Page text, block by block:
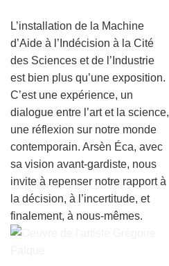
L’installation de la Machine
d’Aide à l’Indécision à la Cité
des Sciences et de l’Industrie
est bien plus qu’une exposition.
C’est une expérience, un
dialogue entre l’art et la science,
une réflexion sur notre monde
contemporain. Arsèn Éca, avec
sa vision avant-gardiste, nous
invite à repenser notre rapport à
la décision, à l’incertitude, et
finalement, à nous-mêmes.